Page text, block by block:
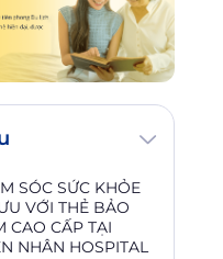
SÓC SỨC KHỎE
VỚI THẺ BẢO
CAO CẤP TẠI
NHÂN HOSPITAL